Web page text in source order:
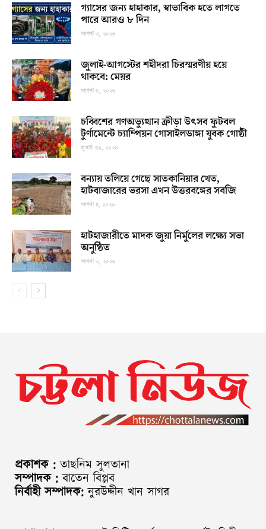
গ্যাসের জন্য হাহাকার, স্বাভাবিক হতে লাগতে
পারে আরও ৮ দিন
আগস্ট ৩, ২০২৬
জুলাই-আগস্টের শহীদরা চিরস্মরণীয় হয়ে
থাকবে: মেয়র
আগস্ট ৫, ২০২৬
চব্বিশের গণঅভ্যুত্থান ক্রীড়া উৎসব ফুটবল
টুর্ণামেন্টে চ্যাম্পিয়ন গোসাইলডাঙ্গা যুবক গোষ্ঠী
জুলাই ৩১, ২০২৬
বন্যায় তলিয়ে গেছে সাতকানিয়ার খেত,
হাটবাজারের ভরসা এখন উত্তরবঙ্গের সবজি
আগস্ট ৪, ২০২৬
হাটহাজারীতে মাদক জুয়া নির্মুলের লক্ষ্যে সভা
অনুষ্ঠিত
আগস্ট ৩, ২০২৬
প্রকাশক : তাছনিম সুলতানা
সম্পাদক : বাতেন বিপ্লব
নির্বাহী সম্পাদক: নুরউদ্দীন খান সাগর